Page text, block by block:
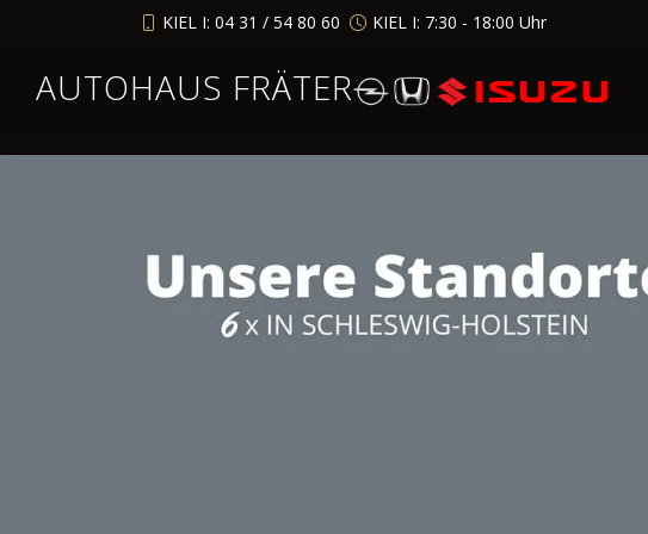
KIEL I: 04 31 / 54 80 60 KIEL I: 7:30 - 18:00 Uhr
AUTOHAUS FRÄTER